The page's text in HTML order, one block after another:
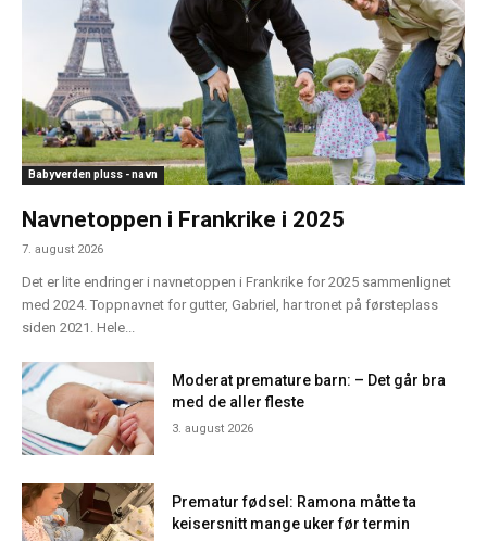
Babyverden pluss - navn
Navnetoppen i Frankrike i 2025
7. august 2026
Det er lite endringer i navnetoppen i Frankrike for 2025 sammenlignet
med 2024. Toppnavnet for gutter, Gabriel, har tronet på førsteplass
siden 2021. Hele...
Moderat premature barn: – Det går bra
med de aller fleste
3. august 2026
Prematur fødsel: Ramona måtte ta
keisersnitt mange uker før termin